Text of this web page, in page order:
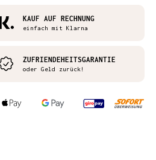
KAUF AUF RECHNUNG
einfach mit Klarna
ZUFRIENDEHEITSGARANTIE
oder Geld zurück!